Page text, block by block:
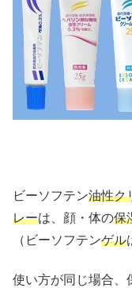
ビーソフテン油性ク
レーは、顔・体の保
（ビーソフテンゲル
使い方が同じ場合、